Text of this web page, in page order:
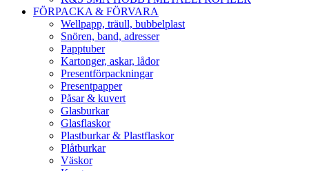
FÖRPACKA & FÖRVARA
Wellpapp, träull, bubbelplast
Snören, band, adresser
Papptuber
Kartonger, askar, lådor
Presentförpackningar
Presentpapper
Påsar & kuvert
Glasburkar
Glasflaskor
Plastburkar & Plastflaskor
Plåtburkar
Väskor